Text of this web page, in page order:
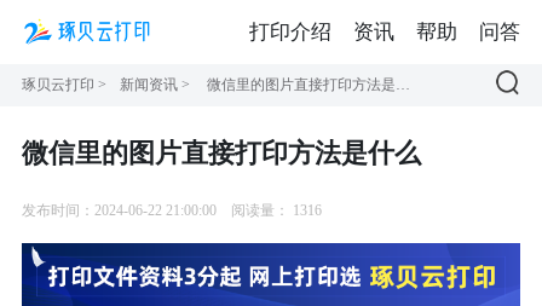
琢贝云打印 > 新闻资讯 >
微信里的图片直接打印方法是什么
发布时间：2024-06-22 21:00:00 阅读量： 1316
打印介绍 资讯 帮助 问答